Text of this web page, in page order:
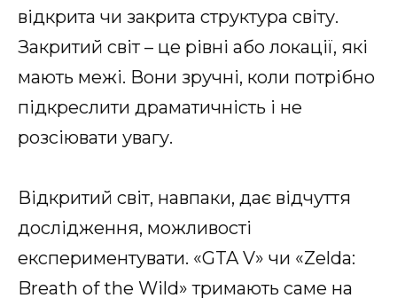
відкрита чи закрита структура світу.
Закритий світ – це рівні або локації, які
мають межі. Вони зручні, коли потрібно
підкреслити драматичність і не
розсіювати увагу.
Відкритий світ, навпаки, дає відчуття
дослідження, можливості
експериментувати. «GTA V» чи «Zelda:
Breath of the Wild» тримають саме на